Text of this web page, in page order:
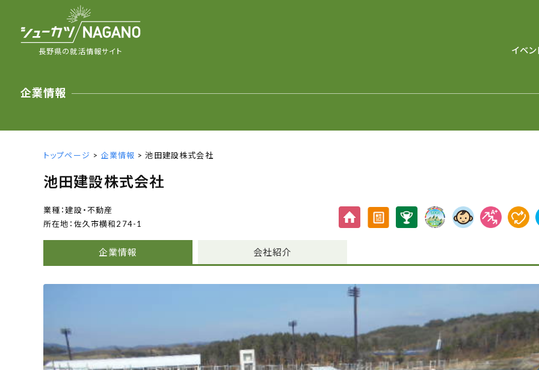
長野県の就活情報サイト イベ
企業情報
トップページ > 企業情報 > 池田建設株式会社
池田建設株式会社
建設・不動産
佐久市横和274-1
企業情報 会社紹介